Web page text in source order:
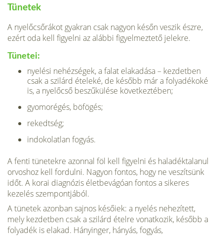
Tünetek
A nyelőcsőrákot gyakran csak nagyon későn veszik észre,
ezért oda kell figyelni az alábbi figyelmeztető jelekre.
Tünetei:
nyelési nehézségek, a falat elakadása – kez­detben
csak a szilárd ételeké, de később már a folyadékoké
is, a nyelőcső beszűkülése következtében;
gyomorégés, böfögés;
rekedtség;
indokolatlan fogyás.
A fenti tünetekre azonnal föl kell figyelni és haladéktalanul
orvoshoz kell fordulni. Nagyon fontos, hogy ne veszítsünk
időt. A korai diagnózis életbevágóan fontos a sike­res
kezelés szempontjából.
A tünetek azonban sajnos későiek: a nyelés nehezített,
mely kezdetben csak a szilárd ételre vonatkozik, később a
folyadék is elakad. Hányinger, hányás, fogyás,